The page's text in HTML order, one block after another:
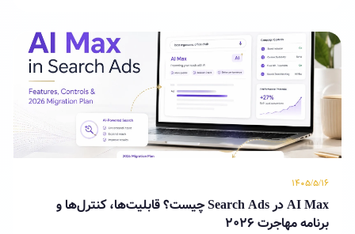
۱۴۰۵/۵/۱۶
AI Max در Search Ads چیست؟ قابلیت‌ها، کنترل‌ها و
برنامه مهاجرت ۲۰۲۶